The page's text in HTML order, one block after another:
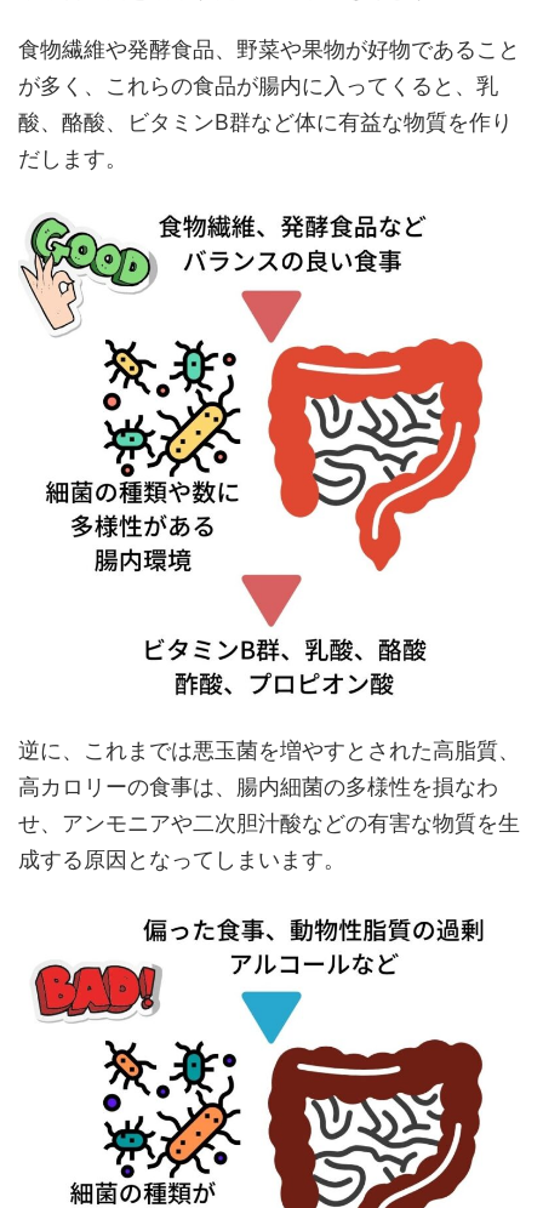
食物繊維や発酵食品、野菜や果物が好物であること
が多く、これらの食品が腸内に入ってくると、乳
酸、酪酸、ビタミンB群など体に有益な物質を作り
だします。
逆に、これまでは悪玉菌を増やすとされた高脂質、
高カロリーの食事は、腸内細菌の多様性を損なわ
せ、アンモニアや二次胆汁酸などの有害な物質を生
成する原因となってしまいます。